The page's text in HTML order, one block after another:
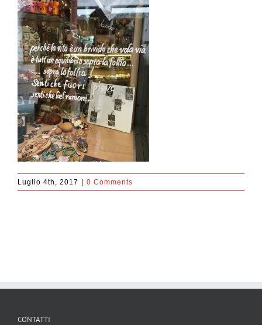
Luglio 4th, 2017 0 Comments
CONTATTI